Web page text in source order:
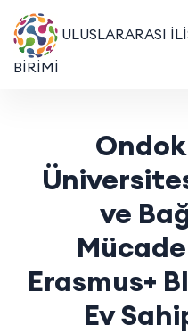
ULUSLARARASI
BİRİMİ
ve
Erasmus+
Ev